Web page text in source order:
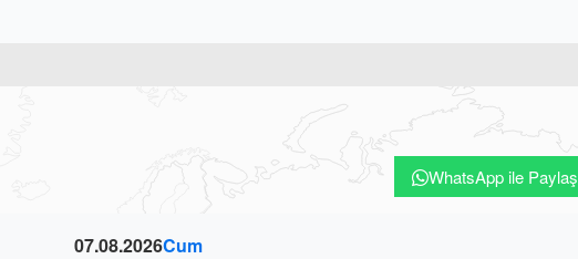
WhatsApp ile Paylaş
07.08.2026Cum